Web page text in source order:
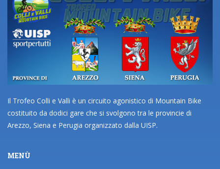
Il Trofeo Colli e Valli è un circuito agonistico di Mountain Bike
costituito da dodici gare che si svolgono tra le provincie di
Arezzo, Siena e Perugia organizzato dalla UISP.
MENÙ